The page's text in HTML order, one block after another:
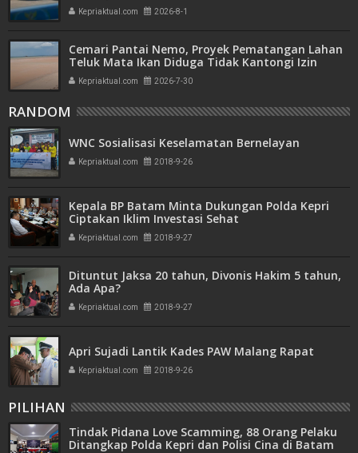
Mitra Usaha Properti
Kepriaktual.com 2026-8-1
Cemari Pantai Nemo, Proyek Pematangan Lahan
Teluk Mata Ikan Diduga Tidak Kantongi Izin
Amdal
Kepriaktual.com 2026-7-30
RANDOM
WNC Sosialisasi Keselamatan Bernelayan
Kepriaktual.com 2018-9-26
Kepala BP Batam Minta Dukungan Polda Kepri
Ciptakan Iklim Investasi Sehat
Kepriaktual.com 2018-9-27
Dituntut Jaksa 20 tahun, Divonis Hakim 5 tahun,
Ada Apa?
Kepriaktual.com 2018-9-27
Apri Sujadi Lantik Kades PAW Malang Rapat
Kepriaktual.com 2018-9-26
PILIHAN
Tindak Pidana Love Scamming, 88 Orang Pelaku
Ditangkap Polda Kepri dan Polisi Cina di Batam